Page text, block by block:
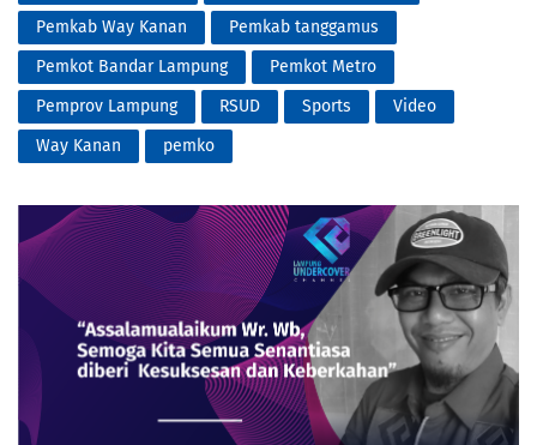
Pemkab Way Kanan
Pemkab tanggamus
Pemkot Bandar Lampung
Pemkot Metro
Pemprov Lampung
RSUD Sports
Video
Way Kanan
pemko